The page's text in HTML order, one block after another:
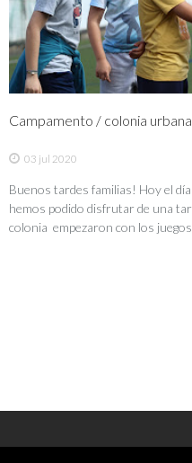
Campamento / colonia
03 jul 2020
Buenos tardes familias! Hoy el
hemos podido disfrutar de una
colonia empezaron con los